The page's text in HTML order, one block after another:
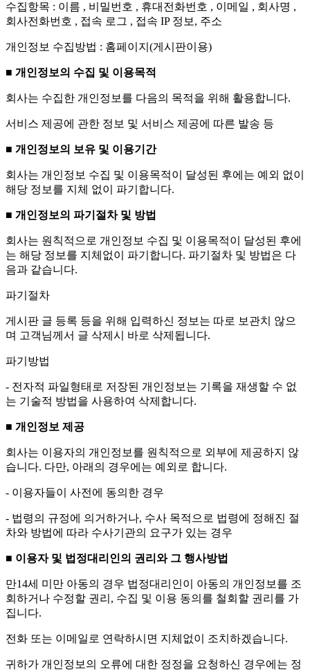
수집항목 : 이름 , 비밀번호 , 휴대전화번호 , 이메일 , 회사명 ,
회사전화번호 , 접속 로그 , 접속 IP 정보, 주소
개인정보 수집방법 : 홈페이지(게시판이용)
■ 개인정보의 수집 및 이용목적
회사는 수집한 개인정보를 다음의 목적을 위해 활용합니다.
서비스 제공에 관한 정보 및 서비스 제공에 따른 발송 등
■ 개인정보의 보유 및 이용기간
회사는 개인정보 수집 및 이용목적이 달성된 후에는 예외 없이
해당 정보를 지체 없이 파기합니다.
■ 개인정보의 파기절차 및 방법
회사는 원칙적으로 개인정보 수집 및 이용목적이 달성된 후에
는 해당 정보를 지체없이 파기합니다. 파기절차 및 방법은 다
음과 같습니다.
파기절차
게시판 글 등록 등을 위해 입력하신 정보는 따로 보관치 않으
며 고객님께서 글 삭제시 바로 삭제됩니다.
파기방법
- 전자적 파일형태로 저장된 개인정보는 기록을 재생할 수 없
는 기술적 방법을 사용하여 삭제합니다.
■ 개인정보 제공
회사는 이용자의 개인정보를 원칙적으로 외부에 제공하지 않
습니다. 다만, 아래의 경우에는 예외로 합니다.
- 이용자들이 사전에 동의한 경우
- 법령의 규정에 의거하거나, 수사 목적으로 법령에 정해진 절
차와 방법에 따라 수사기관의 요구가 있는 경우
■ 이용자 및 법정대리인의 권리와 그 행사방법
만14세 미만 아동의 경우 법정대리인이 아동의 개인정보를 조
회하거나 수정할 권리, 수집 및 이용 동의를 철회할 권리를 가
집니다.
전화 또는 이메일로 연락하시면 지체없이 조치하겠습니다.
귀하가 개인정보의 오류에 대한 정정을 요청하신 경우에는 정